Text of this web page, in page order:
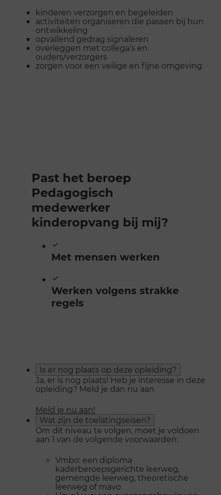
kinderen verzorgen en begeleiden
activiteiten organiseren die passen bij hun
ontwikkeling
opvallend gedrag signaleren
overleggen met collega’s en
ouders/verzorgers
zorgen voor een veilige en fijne omgeving
Past het beroep
Pedagogisch
medewerker
kinderopvang bij mij?
Met mensen werken
Werken volgens strakke
regels
Is er nog plaats op deze opleiding?
Ja, er is nog plaats! Heb je interesse in deze
opleiding? Meld je dan nu aan
Meld je nu aan!
Wat zijn de toelatingseisen?
Om dit niveau te volgen, moet je voldoen
aan 1 van de volgende voorwaarden:
Vmbo: een diploma
kaderberoepsgerichte leerweg,
gemengde leerweg, theoretische
leerweg of mavo